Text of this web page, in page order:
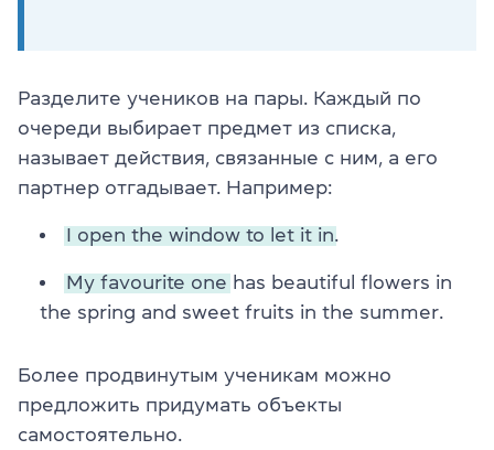
Разделите учеников на пары. Каждый по
очереди выбирает предмет из списка,
называет действия, связанные с ним, а его
партнер отгадывает. Например:
I open the window to let it in.
My favourite one has beautiful flowers in
the spring and sweet fruits in the summer.
Более продвинутым ученикам можно
предложить придумать объекты
самостоятельно.